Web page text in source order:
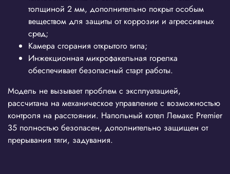
толщиной 2 мм, дополнительно покрыт особым
веществом для защиты от коррозии и агрессивных
сред;
Камера сгорания открытого типа;
Инжекционная микрофакельная горелка
обеспечивает безопасный старт работы.
Модель не вызывает проблем с эксплуатацией,
рассчитана на механическое управление с возможностью
контроля на расстоянии. Напольный котел Лемакс Premier
35 полностью безопасен, дополнительно защищен от
прерывания тяги, задувания.